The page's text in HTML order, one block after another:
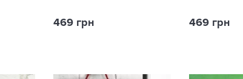
469 грн 469 грн